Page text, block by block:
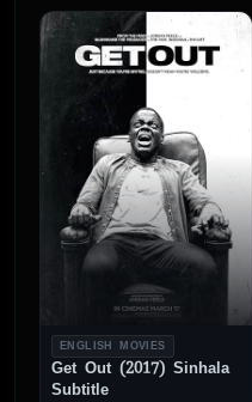
ENGLISH MOVIES
Get Out (2017) Sinhala
Subtitle